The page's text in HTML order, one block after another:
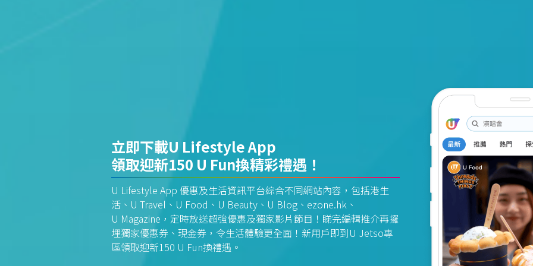
立即下載U Lifestyle App
領取迎新150 U Fun換精彩禮遇！
U Lifestyle App 優惠及生活資訊平台綜合不同網站內容，包括港生
活、U Travel、U Food、U Beauty、U Blog、ezone.hk、
U Magazine，定時放送超強優惠及獨家影片節目！睇完編輯推介再攞
埋獨家優惠券、現金券，令生活體驗更全面！新用戶即到U Jetso專
區領取迎新150 U Fun換禮遇。